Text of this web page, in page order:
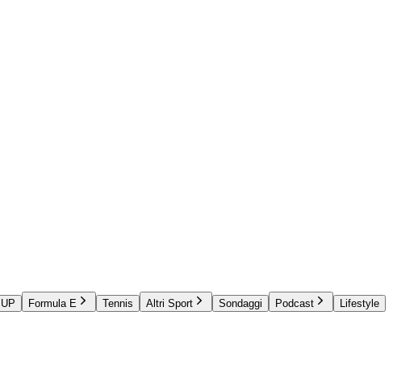
Formula E Tennis Altri Sport Sondaggi Podcast
Lifestyle